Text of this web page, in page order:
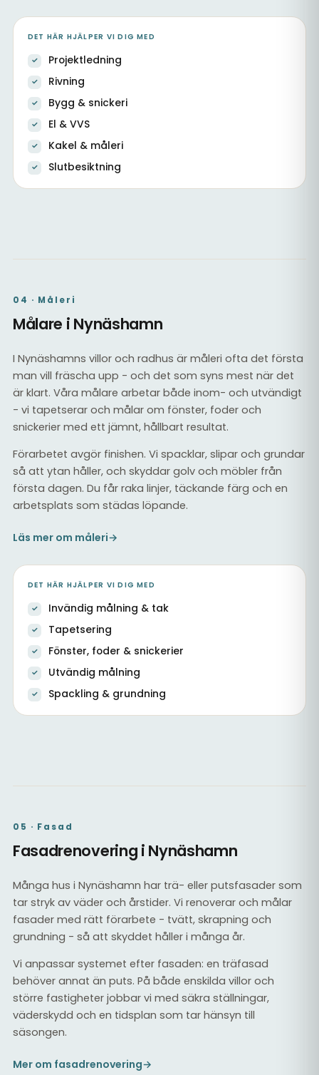
DET HÄR HJÄLPER VI DIG MED
Projektledning
Rivning
Bygg & snickeri
El & VVS
Kakel & måleri
Slutbesiktning
Vardagsrum i totalrenoverad villa
04 · Måleri
Målare i Nynäshamn
I Nynäshamns villor och radhus är måleri ofta det första
man vill fräscha upp - och det som syns mest när det
är klart. Våra målare arbetar både inom- och utvändigt
- vi tapetserar och målar om fönster, foder och
snickerier med ett jämnt, hållbart resultat.
Förarbetet avgör finishen. Vi spacklar, slipar och grundar
så att ytan håller, och skyddar golv och möbler från
första dagen. Du får raka linjer, täckande färg och en
arbetsplats som städas löpande.
Läs mer om måleri→
DET HÄR HJÄLPER VI DIG MED
Invändig målning & tak
Tapetsering
Fönster, foder & snickerier
Utvändig målning
Spackling & grundning
Ommålad trapphall med vita snickerier och tak
05 · Fasad
Fasadrenovering i Nynäshamn
Många hus i Nynäshamn har trä- eller putsfasader som
tar stryk av väder och årstider. Vi renoverar och målar
fasader med rätt förarbete - tvätt, skrapning och
grundning - så att skyddet håller i många år.
Vi anpassar systemet efter fasaden: en träfasad
behöver annat än puts. På både enskilda villor och
större fastigheter jobbar vi med säkra ställningar,
väderskydd och en tidsplan som tar hänsyn till
säsongen.
Mer om fasadrenovering→